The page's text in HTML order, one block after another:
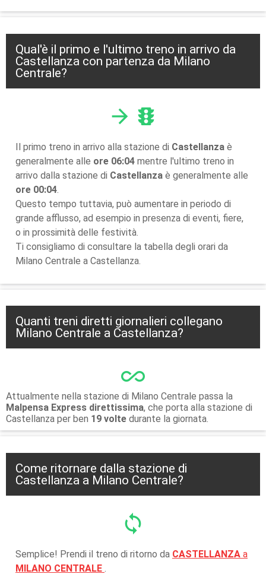
Qual'è il primo e l'ultimo treno in arrivo da
Castellanza con partenza da Milano
Centrale?
arrow_forward traffic
Il primo treno in arrivo alla stazione di Castellanza è
generalmente alle ore 06:04 mentre l'ultimo treno in
arrivo dalla stazione di Castellanza è generalmente alle
ore 00:04.
Questo tempo tuttavia, può aumentare in periodo di
grande afflusso, ad esempio in presenza di eventi, fiere,
o in prossimità delle festività.
Ti consigliamo di consultare la tabella degli orari da
Milano Centrale a Castellanza.
Quanti treni diretti giornalieri collegano
Milano Centrale a Castellanza?
all_inclusive
Attualmente nella stazione di Milano Centrale passa la
Malpensa Express direttissima, che porta alla stazione di
Castellanza per ben 19 volte durante la giornata.
Come ritornare dalla stazione di
Castellanza a Milano Centrale?
sync
Semplice! Prendi il treno di ritorno da CASTELLANZA a
MILANO CENTRALE .